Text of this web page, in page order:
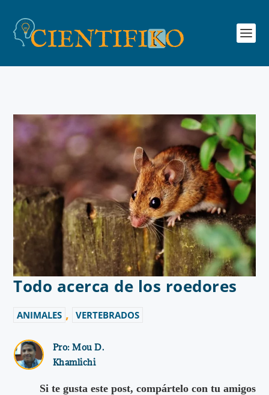
Todo acerca de los roedores
ANIMALES , VERTEBRADOS
Pro:Mou D.
Khamlichi
Si te gusta este post, compártelo con tu amigos